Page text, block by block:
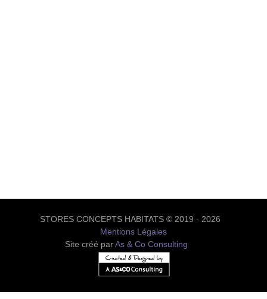
STORES CONCEPTS HABITATS © 2019 - 2026
Mentions Légales
Site créé parAs & Co Consulting